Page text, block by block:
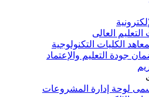
العالى
الكليات التكنولوجية
جودة التعليم والإعتماد
لوحة إدارة المشروعات